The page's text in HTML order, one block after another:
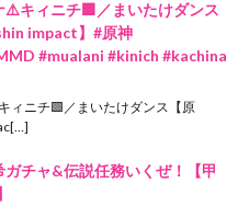
⚠️キィニチ🟩／まいたけダンス
impact】#原神
#mualani #kinich #kachina
ィニチ🟩／まいたけダンス【原
ガチャ&伝説任務いくぜ！【甲